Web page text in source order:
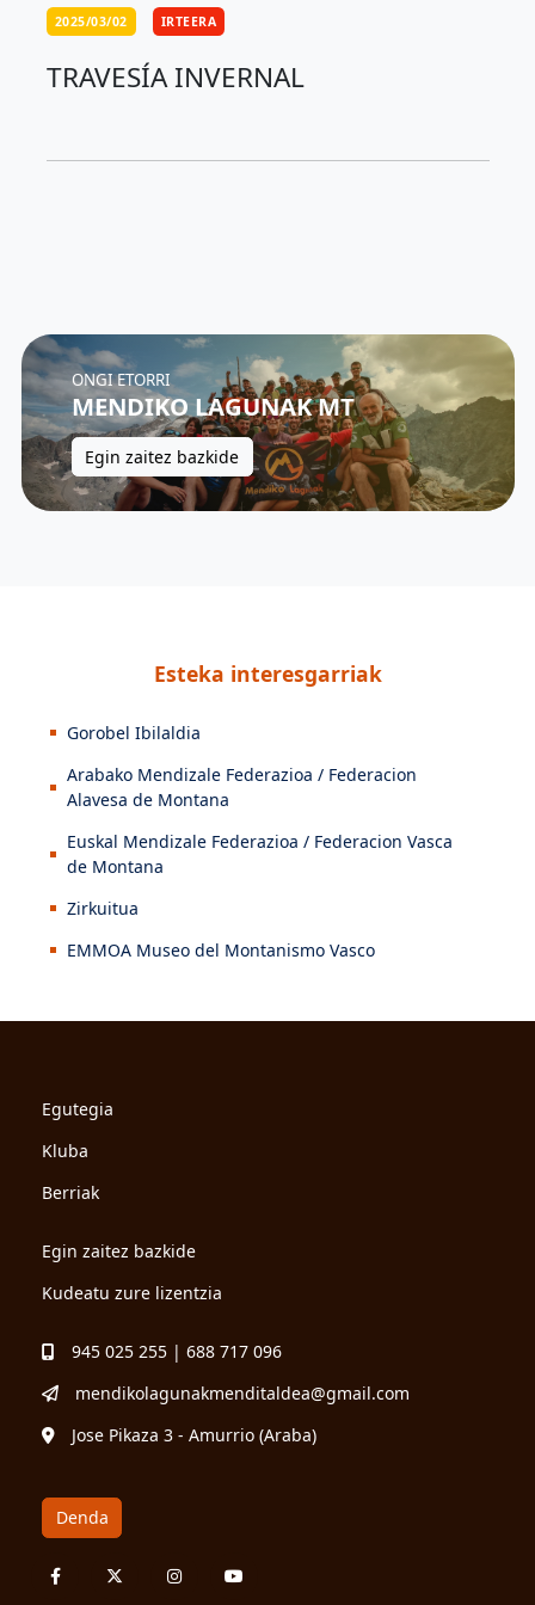
2025/03/02 IRTEERA
TRAVESÍA INVERNAL
ONGI ETORRI
MENDIKO LAGUNAK MT
Egin zaitez bazkide
Esteka interesgarriak
Gorobel Ibilaldia
Arabako Mendizale Federazioa / Federacion
Alavesa de Montana
Euskal Mendizale Federazioa / Federacion Vasca
de Montana
Zirkuitua
EMMOA Museo del Montanismo Vasco
Egutegia
Kluba
Berriak
Egin zaitez bazkide
Kudeatu zure lizentzia
945 025 255 | 688 717 096
mendikolagunakmenditaldea@gmail.com
Jose Pikaza 3 - Amurrio (Araba)
Denda